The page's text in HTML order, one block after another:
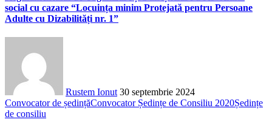
social cu cazare “Locuința minim Protejată pentru Persoane
Adulte cu Dizabilități nr. 1”
Rustem Ionut 30 septembrie 2024
Convocator de ședințăConvocator Ședințe de Consiliu 2020Ședințe
de consiliu